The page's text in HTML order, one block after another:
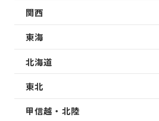
関西
東海
北海道
東北
甲信越・北陸